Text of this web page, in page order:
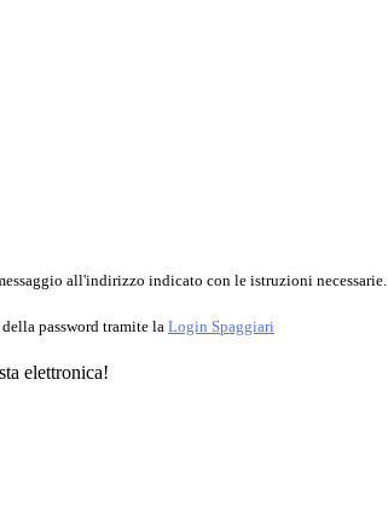
all'indirizzo indicato con le istruzioni necessarie.
password tramite la Login Spaggiari
elettronica!